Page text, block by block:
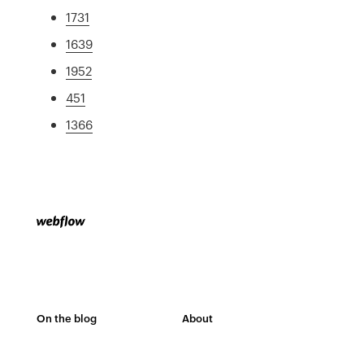
1731
1639
1952
451
1366
On the blog About